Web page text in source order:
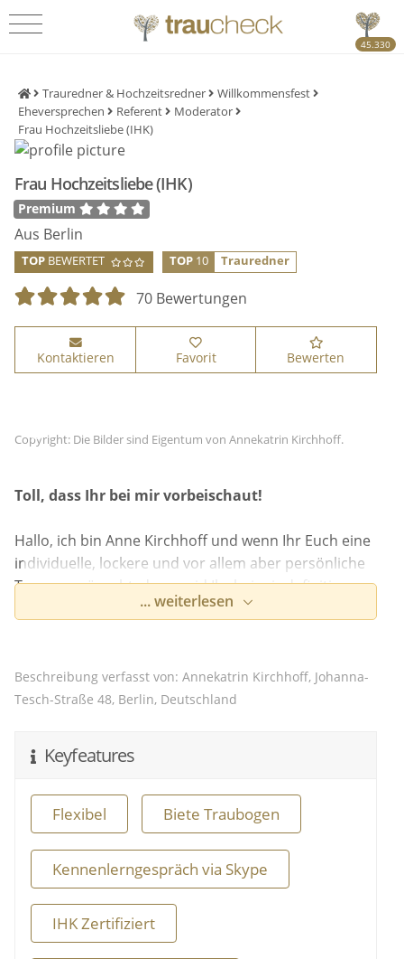
45.330
Trauredner & Hochzeitsredner
Willkommensfest
Eheversprechen
Referent
Moderator
Frau Hochzeitsliebe (IHK)
Frau Hochzeitsliebe (IHK)
Premium
Aus Berlin
TOP BEWERTET TOP 10 Trauredner
70 Bewertungen
Kontaktieren Favorit Bewerten
Copyright: Die Bilder sind Eigentum von Annekatrin Kirchhoff.
Toll, dass Ihr bei mir vorbeischaut!
Hallo, ich bin Anne Kirchhoff und wenn Ihr Euch eine
individuelle, lockere und vor allem aber persönliche
Trauung wünscht, dann seid Ihr bei mir definitiv
richtig! Seit 2018 bin ich IHK-zertifizierte freie
Detail, Empathie und einem ehrlichen Interesse an
Eurer Geschichte begleite ich Euch gerne bis zu
auch jede Menge Ideen und Inspirationen an die
Hand und gemeinsam finden wir heraus, was zu
eines steht bei mir immer an erster Stelle: dass
meine Paare sich wohlfühlen und zu 100% in der
Trauungszeremonie wiederfinden.
Ihr habt das Gefühl, dass wir gut zusammen passen
könnten? Dann freue ich mich sehr über eine
Nachricht von Euch! Alles Weitere können wir dann
... weiterlesen
Beschreibung verfasst von: Annekatrin Kirchhoff, Johanna-
Tesch-Straße 48, Berlin, Deutschland
Keyfeatures
Flexibel Biete Traubogen
Kennenlerngespräch via Skype
IHK Zertifiziert